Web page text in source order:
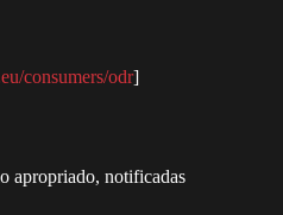
consumers/odr]
apropriado, notificadas